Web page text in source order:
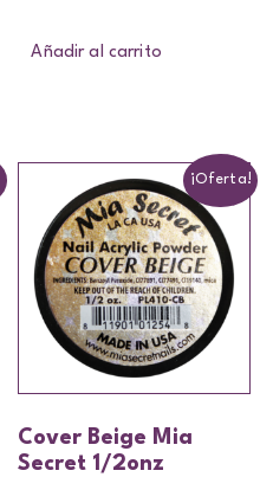
Añadir al carrito
¡Oferta!
Cover Beige Mia
Secret 1/2onz